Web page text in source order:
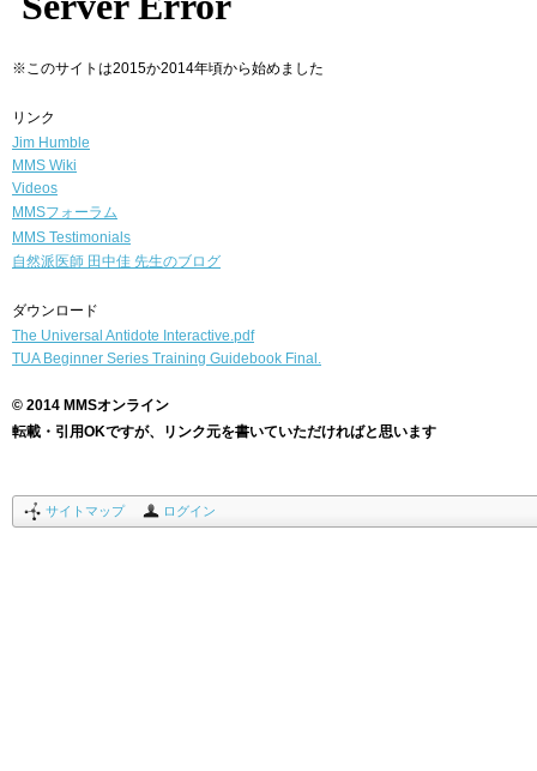
※このサイトは2015か2014年頃から始めました
リンク
Jim Humble
MMS Wiki
Videos
MMSフォーラム
MMS Testimonials
自然派医師 田中佳 先生のブログ
ダウンロード
The Universal Antidote Interactive.pdf
TUA Beginner Series Training Guidebook Final.
© 2014 MMSオンライン
転載・引用OKですが、リンク元を書いていただければと思います
サイトマップ ログイン